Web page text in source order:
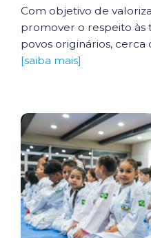
Com objetivo de
promover o respeito às
povos originários, cerca
[saiba mais]